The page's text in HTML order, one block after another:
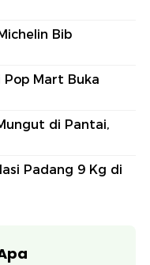
Bib
Pop Mart Buka
di Pantai,
Padang 9 Kg di